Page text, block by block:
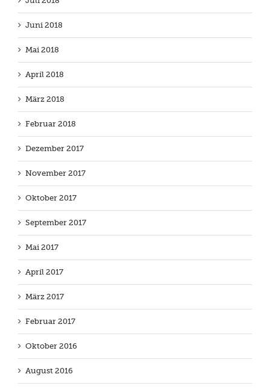
Juni 2018
Mai 2018
April 2018
März 2018
Februar 2018
Dezember 2017
November 2017
Oktober 2017
September 2017
Mai 2017
April 2017
März 2017
Februar 2017
Oktober 2016
August 2016